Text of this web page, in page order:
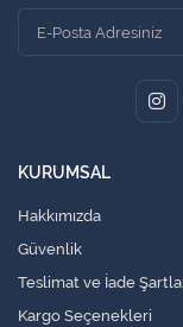
KURUMSAL
Hakkımızda
Güvenlik
Teslimat ve İade
Kargo Seçenekleri